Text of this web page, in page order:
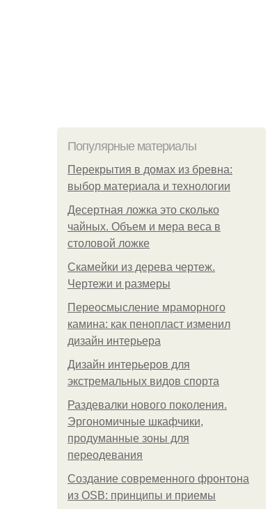
Популярные материалы
Перекрытия в домах из бревна:
выбор материала и технологии
Десертная ложка это сколько
чайных. Объем и мера веса в
столовой ложке
Скамейки из дерева чертеж.
Чертежи и размеры
Переосмысление мраморного
камина: как пенопласт изменил
дизайн интерьера
Дизайн интерьеров для
экстремальных видов спорта
Раздевалки нового поколения.
Эргономичные шкафчики,
продуманные зоны для
переодевания
Создание современного фронтона
из OSB: принципы и приемы